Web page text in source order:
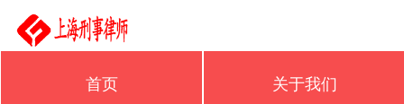
首页 关于我们